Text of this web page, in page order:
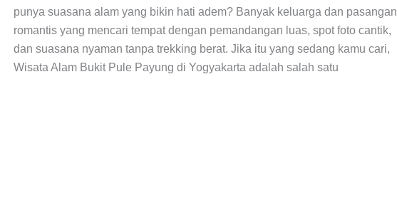
punya suasana alam yang bikin hati adem? Banyak keluarga dan pasangan
romantis yang mencari tempat dengan pemandangan luas, spot foto cantik,
dan suasana nyaman tanpa trekking berat. Jika itu yang sedang kamu cari,
Wisata Alam Bukit Pule Payung di Yogyakarta adalah salah satu